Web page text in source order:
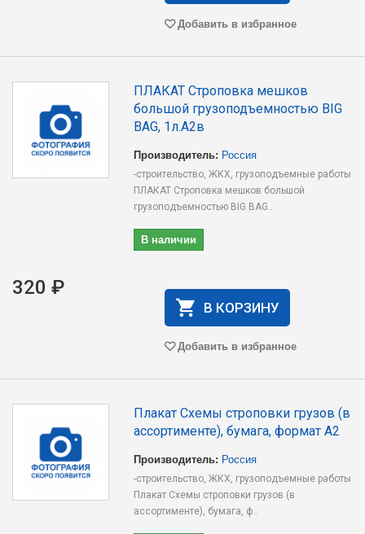
Добавить в избранное
ПЛАКАТ Строповка мешков
большой грузоподъемностью BIG
BAG, 1л.А2в
Производитель: Россия
-строительство, ЖКХ, грузоподъемные работы
ПЛАКАТ Строповка мешков большой
грузоподъемностью BIG BAG..
В наличии
320 ₽
В КОРЗИНУ
Добавить в избранное
Плакат Схемы строповки грузов (в
ассортименте), бумага, формат А2
Производитель: Россия
-строительство, ЖКХ, грузоподъемные работы
Плакат Схемы строповки грузов (в
ассортименте), бумага, ф..